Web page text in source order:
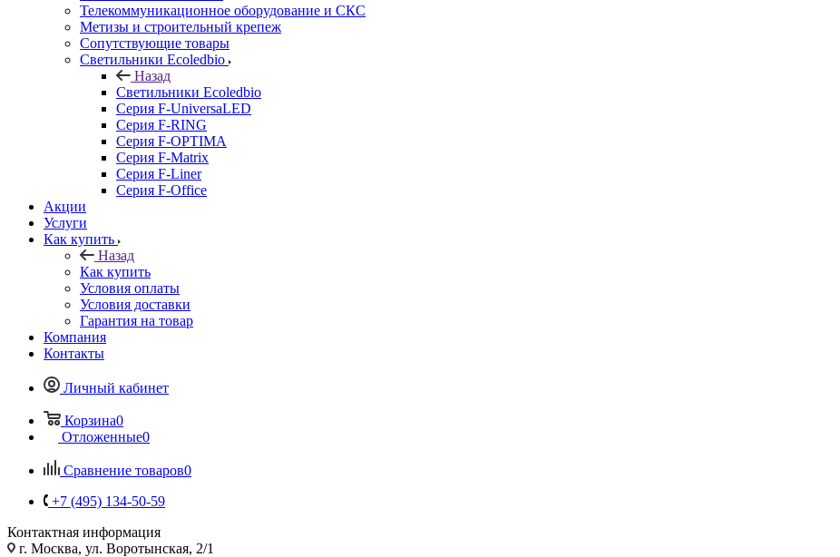
Телекоммуникационное оборудование и СКС
Метизы и строительный крепеж
Сопутствующие товары
Светильники Ecoledbio
Назад
Светильники Ecoledbio
Серия F-UniversaLED
Серия F-RING
Серия F-OPTIMA
Серия F-Matrix
Серия F-Liner
Серия F-Office
Акции
Услуги
Как купить
Назад
Как купить
Условия оплаты
Условия доставки
Гарантия на товар
Компания
Контакты
Личный кабинет
Корзина0
Отложенные0
Сравнение товаров0
+7 (495) 134-50-59
Контактная информация
г. Москва, ул. Воротынская, 2/1